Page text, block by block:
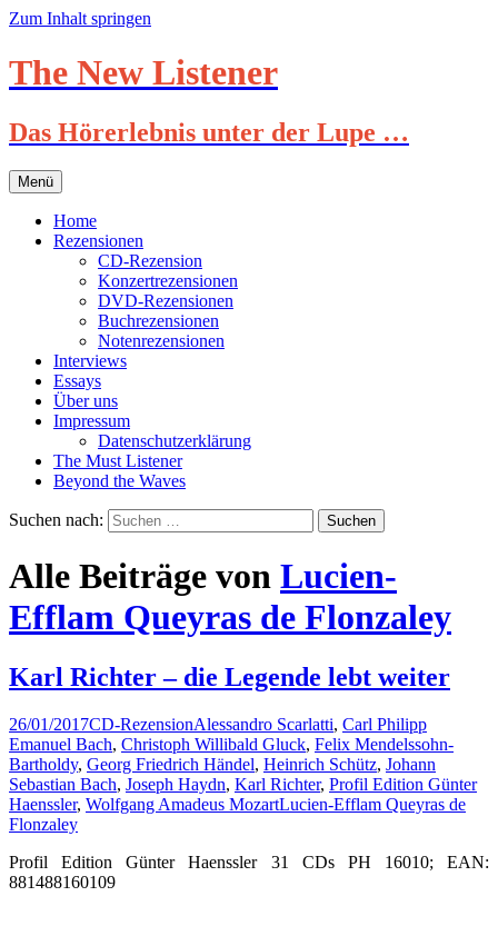
Zum Inhalt springen
The New Listener
Das Hörerlebnis unter der Lupe …
Menü
Home
Rezensionen
CD-Rezension
Konzertrezensionen
DVD-Rezensionen
Buchrezensionen
Notenrezensionen
Interviews
Essays
Über uns
Impressum
Datenschutzerklärung
The Must Listener
Beyond the Waves
Suchen nach:
Alle Beiträge von Lucien-
Efflam Queyras de Flonzaley
Karl Richter – die Legende lebt weiter
26/01/2017CD-RezensionAlessandro Scarlatti, Carl Philipp
Emanuel Bach, Christoph Willibald Gluck, Felix Mendelssohn-
Bartholdy, Georg Friedrich Händel, Heinrich Schütz, Johann
Sebastian Bach, Joseph Haydn, Karl Richter, Profil Edition Günter
Haenssler, Wolfgang Amadeus MozartLucien-Efflam Queyras de
Flonzaley
Profil Edition Günter Haenssler 31 CDs PH 16010; EAN:
881488160109